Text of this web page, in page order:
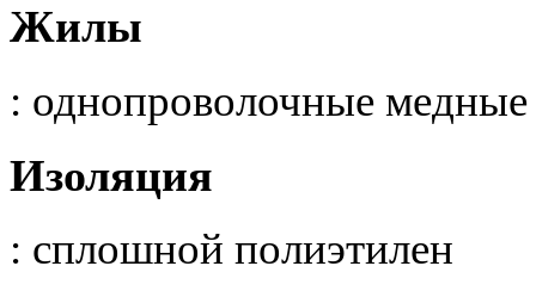
Жилы
: однопроволочные медные
Изоляция
: сплошной полиэтилен